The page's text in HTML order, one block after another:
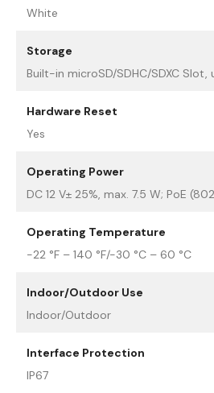
White
Storage
Built-in microSD/SDHC/SDXC Slot,
Hardware Reset
Yes
Operating Power
DC 12 V± 25%, max. 7.5 W; PoE
Operating Temperature
-22 °F – 140 °F/-30 °C – 60 °C
Indoor/Outdoor Use
Indoor/Outdoor
Interface Protection
IP67